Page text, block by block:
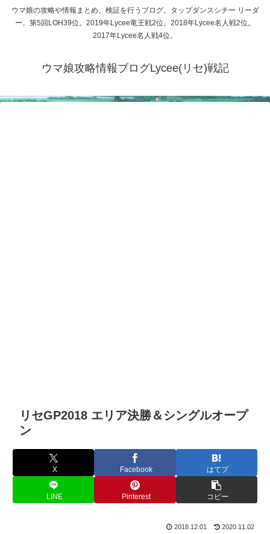
ウマ娘の攻略や情報まとめ、検証を行うブログ。タップダンスシチー リーダ
ー。第5回LOH39位。2019年Lycee竜王戦2位。2018年Lycee名人戦2位。
2017年Lycee名人戦4位。
ウマ娘攻略情報ブログLycee(リセ)戦記
リセGP2018 エリア決勝＆シングルオープ
ン
X Facebook はてブ
LINE Pinterest コピー
2018.12.01 2020.11.02